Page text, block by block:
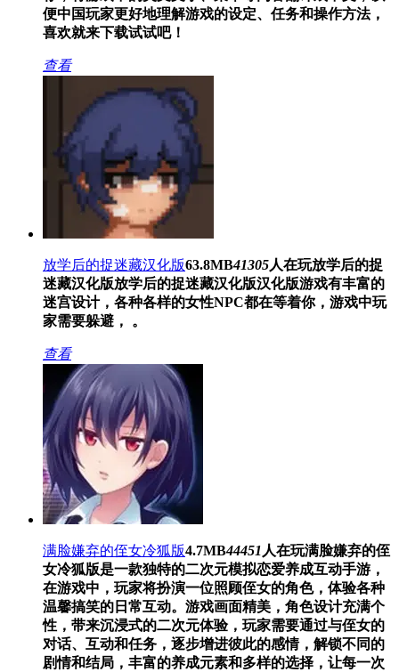
便中国玩家更好地理解游戏的设定、任务和操作方法，
喜欢就来下载试试吧！
查看
放学后的捉迷藏汉化版63.8MB41305人在玩放学后的捉
迷藏汉化版放学后的捉迷藏汉化版汉化版游戏有丰富的
迷宫设计，各种各样的女性NPC都在等着你，游戏中玩
家需要躲避， 。
查看
满脸嫌弃的侄女冷狐版4.7MB44451 人在玩满脸嫌弃的侄
女冷狐版是一款独特的二次元模拟恋爱养成互动手游，
在游戏中，玩家将扮演一位照顾侄女的角色，体验各种
温馨搞笑的日常互动。游戏画面精美，角色设计充满个
性，带来沉浸式的二次元体验，玩家需要通过与侄女的
对话、互动和任务，逐步增进彼此的感情，解锁不同的
剧情和结局，丰富的养成元素和多样的选择，让每一次